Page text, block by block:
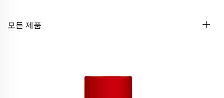
모든 제품